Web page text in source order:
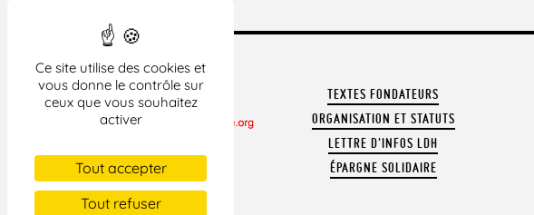
Ce site utilise des cookies et
vous donne le contrôle sur
ceux que vous souhaitez
activer
Tout accepter
Tout refuser
CONTACTER LA LDH
REVUE DE PRESSE
ARCHIVES
TEXTES FONDATEURS
ORGANISATION ET STATUTS
LETTRE D'INFOS LDH
ÉPARGNE SOLIDAIRE